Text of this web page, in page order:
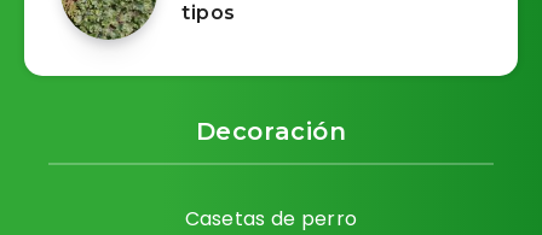
tipos
Decoración
Casetas de perro